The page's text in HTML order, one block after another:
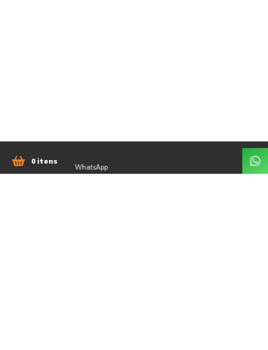
0 itens
WhatsApp